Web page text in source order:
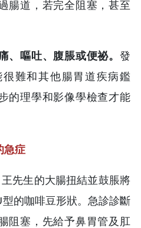
腸道，若完全阻塞，甚至
、嘔吐、腹脹或便祕。 發
難和其他腸胃道疾病鑑
的理學和影像學檢查才能
急症
王先生的大腸扭結並鼓脹將
的咖啡豆形狀。急診診斷
阻塞，先給予鼻胃管及肛